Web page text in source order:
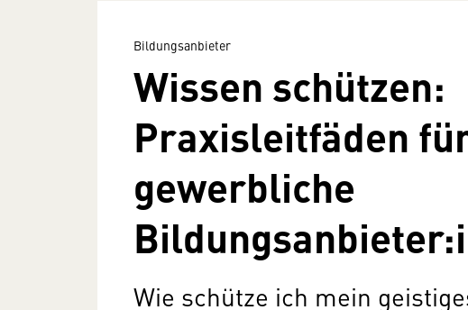
Bildungsanbieter
Wissen schützen:
Praxisleitfäden
gewerbliche
Wie schütze ich mein